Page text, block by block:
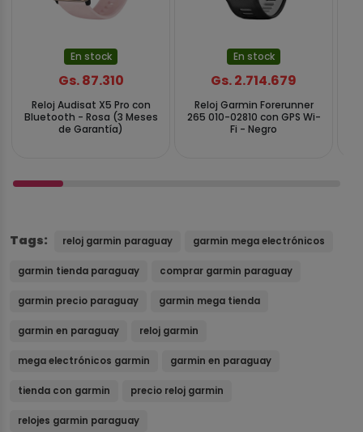
En stock
Gs. 87.310
Reloj Audisat X5 Pro con
Bluetooth - Rosa (3 Meses
de Garantía)
En stock
Gs. 2.714.679
Reloj Garmin Forerunner
265 010-02810 con GPS Wi-
Fi - Negro
Tags: reloj garmin paraguay garmin mega electrónicos
garmin tienda paraguay comprar garmin paraguay
garmin precio paraguay garmin mega tienda
garmin en paraguay reloj garmin
mega electrónicos garmin garmin en paraguay
tienda con garmin precio reloj garmin
relojes garmin paraguay